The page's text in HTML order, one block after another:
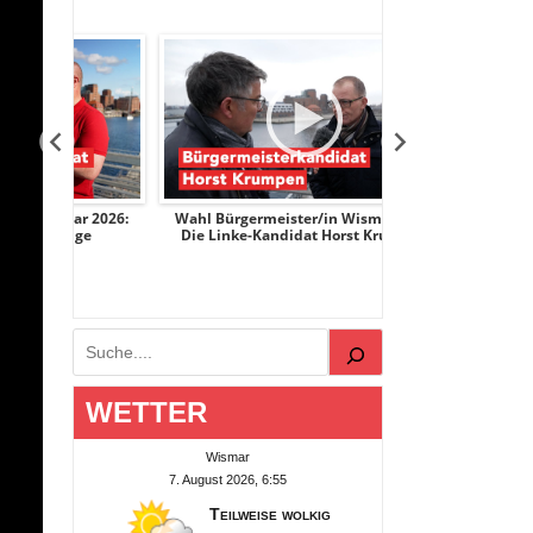
Wahl Bürgermeister/in Wismar 2026:
Die Linke-Kandidat Horst Krumpen
Suchen
WETTER
Wismar
7. August 2026, 6:55
Teilweise wolkig